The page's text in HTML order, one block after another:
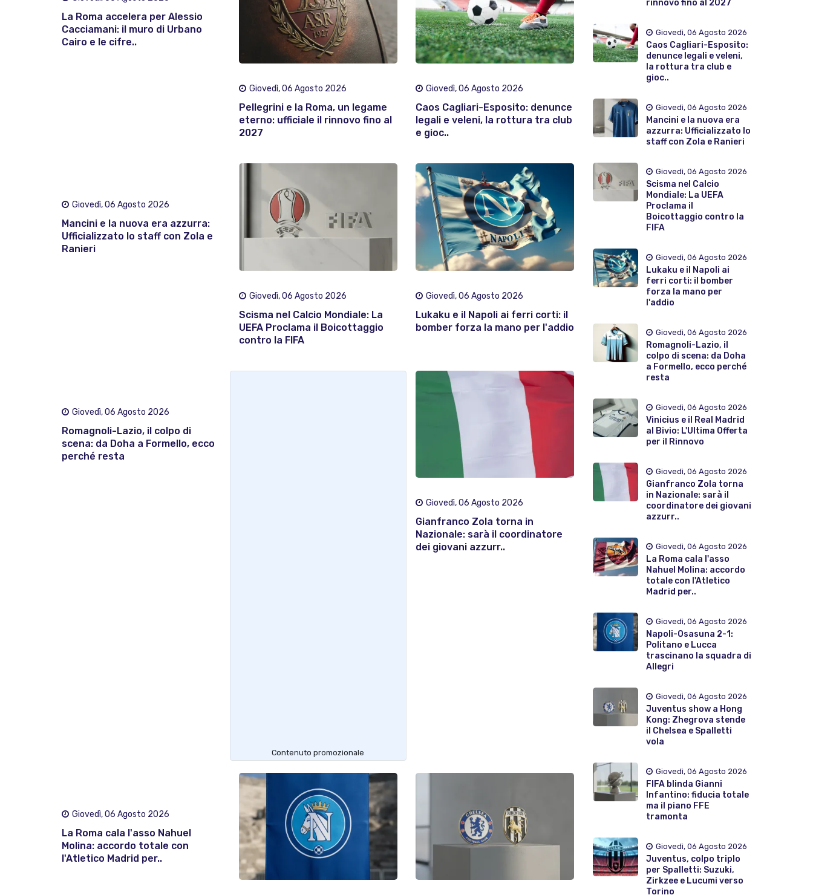
La Roma accelera per Alessio
Cacciamani: il muro di Urbano
Cairo e le cifre..
Giovedì, 06 Agosto 2026
Pellegrini e la Roma, un legame
eterno: ufficiale il rinnovo fino al
2027
Giovedì, 06 Agosto 2026
Caos Cagliari-Esposito: denunce
legali e veleni, la rottura tra club
e gioc..
Giovedì, 06 Agosto 2026
Mancini e la nuova era azzurra:
Ufficializzato lo staff con Zola e
Ranieri
Giovedì, 06 Agosto 2026
Scisma nel Calcio Mondiale: La
UEFA Proclama il Boicottaggio
contro la FIFA
Giovedì, 06 Agosto 2026
Lukaku e il Napoli ai ferri corti: il
bomber forza la mano per l'addio
Giovedì, 06 Agosto 2026
Romagnoli-Lazio, il colpo di
scena: da Doha a Formello, ecco
perché resta
Contenuto promozionale
Giovedì, 06 Agosto 2026
Gianfranco Zola torna in
Nazionale: sarà il coordinatore
dei giovani azzurr..
Giovedì, 06 Agosto 2026
La Roma cala l'asso Nahuel
Molina: accordo totale con
l'Atletico Madrid per..
rinnovo fino al 2027
Giovedì, 06 Agosto 2026
Caos Cagliari-Esposito:
denunce legali e veleni,
la rottura tra club e
gioc..
Giovedì, 06 Agosto 2026
Mancini e la nuova era
azzurra: Ufficializzato lo
staff con Zola e Ranieri
Giovedì, 06 Agosto 2026
Scisma nel Calcio
Mondiale: La UEFA
Proclama il
Boicottaggio contro la
FIFA
Giovedì, 06 Agosto 2026
Lukaku e il Napoli ai
ferri corti: il bomber
forza la mano per
l'addio
Giovedì, 06 Agosto 2026
Romagnoli-Lazio, il
colpo di scena: da Doha
a Formello, ecco perché
resta
Giovedì, 06 Agosto 2026
Vinicius e il Real Madrid
al Bivio: L'Ultima Offerta
per il Rinnovo
Giovedì, 06 Agosto 2026
Gianfranco Zola torna
in Nazionale: sarà il
coordinatore dei giovani
azzurr..
Giovedì, 06 Agosto 2026
La Roma cala l'asso
Nahuel Molina: accordo
totale con l'Atletico
Madrid per..
Giovedì, 06 Agosto 2026
Napoli-Osasuna 2-1:
Politano e Lucca
trascinano la squadra di
Allegri
Giovedì, 06 Agosto 2026
Juventus show a Hong
Kong: Zhegrova stende
il Chelsea e Spalletti
vola
Giovedì, 06 Agosto 2026
FIFA blinda Gianni
Infantino: fiducia totale
ma il piano FFE
tramonta
Giovedì, 06 Agosto 2026
Juventus, colpo triplo
per Spalletti: Suzuki,
Zirkzee e Lucumi verso
Torino